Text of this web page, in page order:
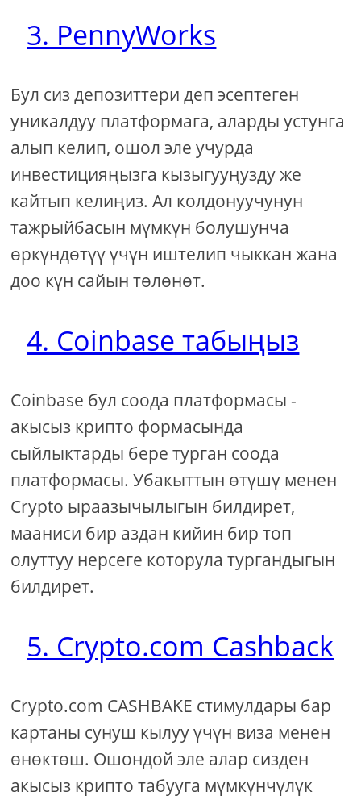
3. PennyWorks
Бул сиз депозиттери деп эсептеген
уникалдуу платформага, аларды устунга
алып келип, ошол эле учурда
инвестицияңызга кызыгууңузду же
кайтып келиңиз. Ал колдонуучунун
тажрыйбасын мүмкүн болушунча
өркүндөтүү үчүн иштелип чыккан жана
доо күн сайын төлөнөт.
4. Coinbase табыңыз
Coinbase бул соода платформасы -
акысыз крипто формасында
сыйлыктарды бере турган соода
платформасы. Убакыттын өтүшү менен
Crypto ыраазычылыгын билдирет,
мааниси бир аздан кийин бир топ
олуттуу нерсеге которула тургандыгын
билдирет.
5. Crypto.com Cashback
Crypto.com CASHBAKE стимулдары бар
картаны сунуш кылуу үчүн виза менен
өнөктөш. Ошондой эле алар сизден
акысыз крипто табууга мүмкүнчүлүк